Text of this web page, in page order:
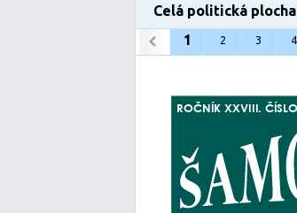
Celá politická
1
2 3 4